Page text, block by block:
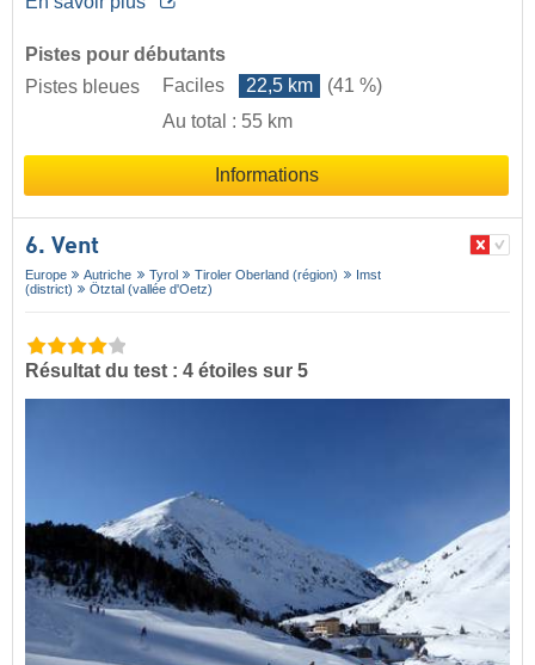
Pistes pour débutants
Pistes bleues
Faciles 22,5 km
(41 %)
Au total : 55 km
Informations
6. Vent
Europe Autriche Tyrol Tiroler Oberland (région)
Imst
(district)
Ötztal (vallée d'Oetz)
Résultat du test : 4 étoiles sur 5